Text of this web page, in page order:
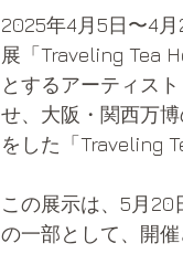
2025年4月5日〜4
展「Traveling Tea
とするアーティス
せ、大阪・関西万
をした「Traveling
この展示は、5月20
の一部として、開催